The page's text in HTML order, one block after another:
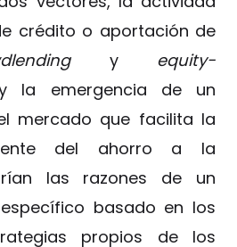
crédito o aportación de
y equity-
la emergencia de un
mercado que facilita la
del ahorro a la
las razones de un
basado en los
propios de los